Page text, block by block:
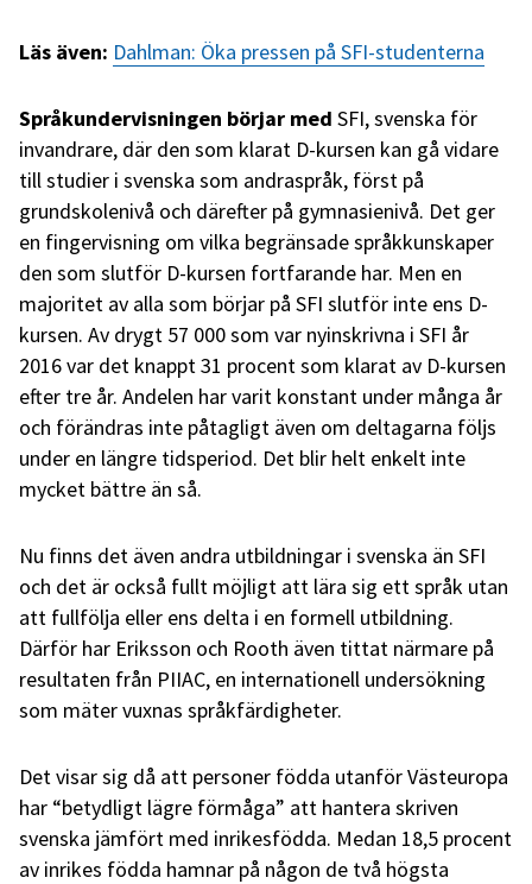
Läs även: Dahlman: Öka pressen på SFI-studenterna
Språkundervisningen börjar med SFI, svenska för
invandrare, där den som klarat D-kursen kan gå vidare
till studier i svenska som andraspråk, först på
grundskolenivå och därefter på gymnasienivå. Det ger
en fingervisning om vilka begränsade språkkunskaper
den som slutför D-kursen fortfarande har. Men en
majoritet av alla som börjar på SFI slutför inte ens D-
kursen. Av drygt 57 000 som var nyinskrivna i SFI år
2016 var det knappt 31 procent som klarat av D-kursen
efter tre år. Andelen har varit konstant under många år
och förändras inte påtagligt även om deltagarna följs
under en längre tidsperiod. Det blir helt enkelt inte
mycket bättre än så.
Nu finns det även andra utbildningar i svenska än SFI
och det är också fullt möjligt att lära sig ett språk utan
att fullfölja eller ens delta i en formell utbildning.
Därför har Eriksson och Rooth även tittat närmare på
resultaten från PIIAC, en internationell undersökning
som mäter vuxnas språkfärdigheter.
Det visar sig då att personer födda utanför Västeuropa
har “betydligt lägre förmåga” att hantera skriven
svenska jämfört med inrikesfödda. Medan 18,5 procent
av inrikes födda hamnar på någon de två högsta